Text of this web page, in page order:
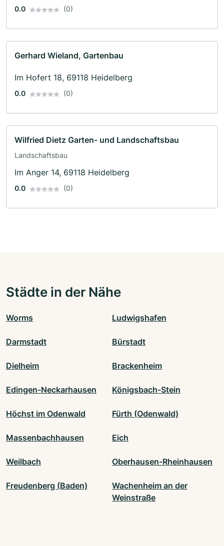
0.0 (0)
Gerhard Wieland, Gartenbau
Im Hofert 18, 69118 Heidelberg
0.0 (0)
Wilfried Dietz Garten- und Landschaftsbau
Landschaftsbau
Im Anger 14, 69118 Heidelberg
0.0 (0)
Städte in der Nähe
Worms Ludwigshafen
Darmstadt Bürstadt
Dielheim Brackenheim
Edingen-Neckarhausen Königsbach-Stein
Höchst im Odenwald Fürth (Odenwald)
Massenbachhausen Eich
Weilbach Oberhausen-Rheinhausen
Freudenberg (Baden)
Wachenheim an der
Weinstraße